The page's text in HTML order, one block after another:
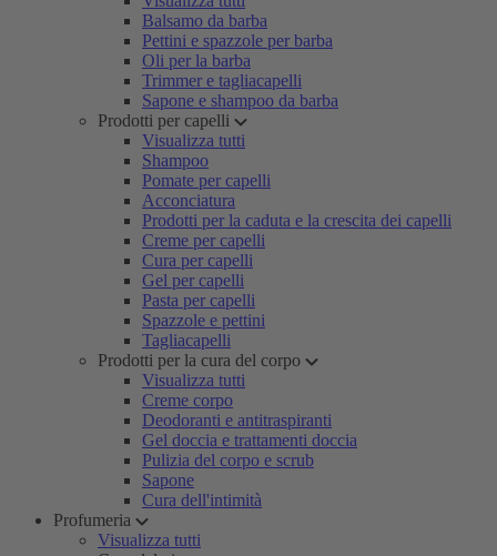
Balsamo da barba
Pettini e spazzole per barba
Oli per la barba
Trimmer e tagliacapelli
Sapone e shampoo da barba
Prodotti per capelli
Visualizza tutti
Shampoo
Pomate per capelli
Acconciatura
Prodotti per la caduta e la crescita dei capelli
Creme per capelli
Cura per capelli
Gel per capelli
Pasta per capelli
Spazzole e pettini
Tagliacapelli
Prodotti per la cura del corpo
Visualizza tutti
Creme corpo
Deodoranti e antitraspiranti
Gel doccia e trattamenti doccia
Pulizia del corpo e scrub
Sapone
Cura dell'intimità
Profumeria
Visualizza tutti